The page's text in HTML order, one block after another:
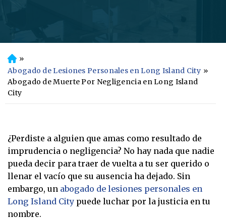
In
ici
o
»
Abogado de Lesiones Personales en Long Island City »
Abogado de Muerte Por Negligencia en Long Island
City
¿Perdiste a alguien que amas como resultado de
imprudencia o negligencia? No hay nada que nadie
pueda decir para traer de vuelta a tu ser querido o
llenar el vacío que su ausencia ha dejado. Sin
embargo, un abogado de lesiones personales en
Long Island City puede luchar por la justicia en tu
nombre.